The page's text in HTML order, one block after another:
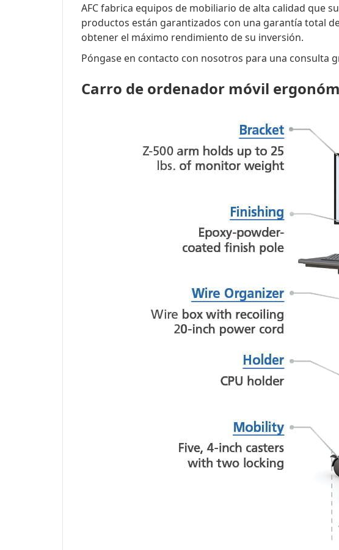
AFC fabrica equipos de mobiliario de alta calidad que
productos están garantizados con una garantía total
obtener el máximo rendimiento de su inversión.
Póngase en contacto con nosotros para una consulta
Carro de ordenador móvil